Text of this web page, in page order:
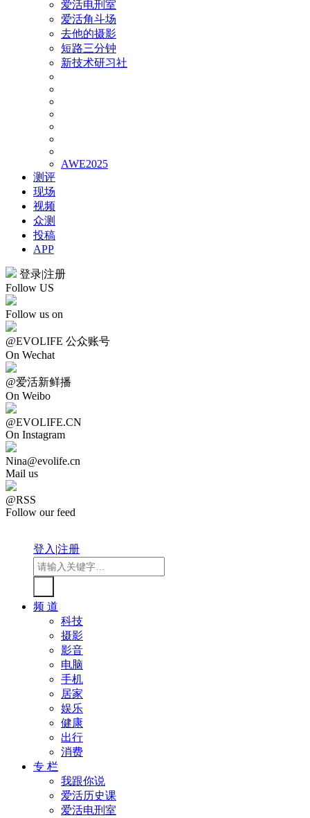
爱活电刑室
爱活角斗场
去他的摄影
短路三分钟
新技术研习社
AWE2025
测评
现场
视频
众测
投稿
APP
登录|注册
Follow US
Follow us on
@EVOLIFE 公众账号
On Wechat
@爱活新鲜播
On Weibo
@EVOLIFE.CN
On Instagram
Nina@evolife.cn
Mail us
@RSS
Follow our feed
登入|注册
频 道
科技
摄影
影音
电脑
手机
居家
娱乐
健康
出行
消费
专 栏
我跟你说
爱活历史课
爱活电刑室